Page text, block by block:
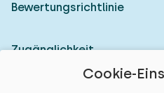
Cookie-
Bewertungsrichtlinie
Zugänglichkeit